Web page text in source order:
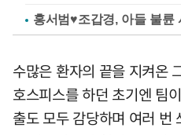
홍서범♥조갑경, 아들 불륜
수많은 환자의 끝을 지켜온
호스피스를 하던 초기엔 팀
출도 모두 감당하며 여러 번